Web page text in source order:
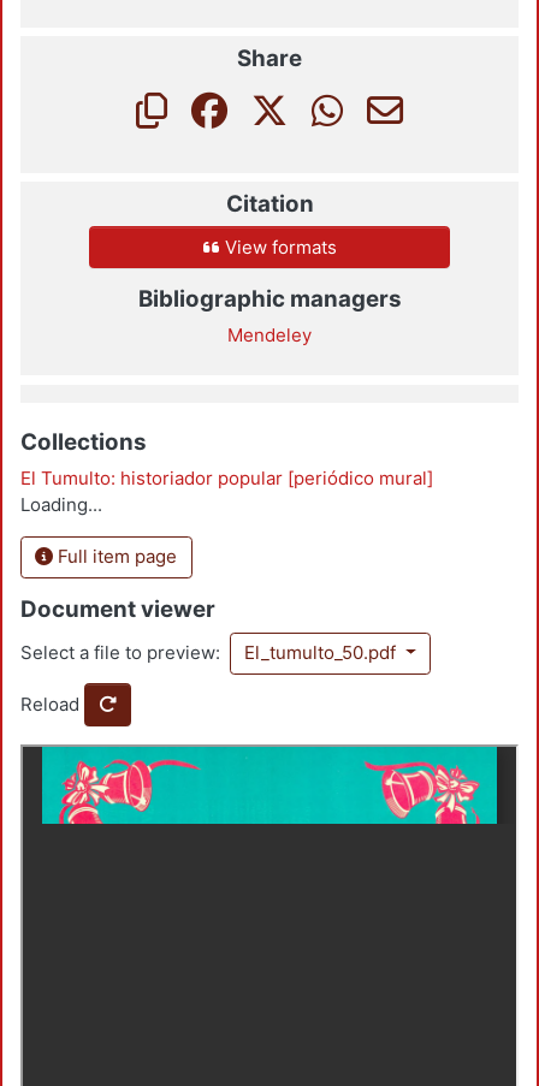
Share
Citation
View formats
Bibliographic managers
Mendeley
Collections
El Tumulto: historiador popular [periódico mural]
Loading...
Full item page
Document viewer
Select a file to preview: El_tumulto_50.pdf
Reload